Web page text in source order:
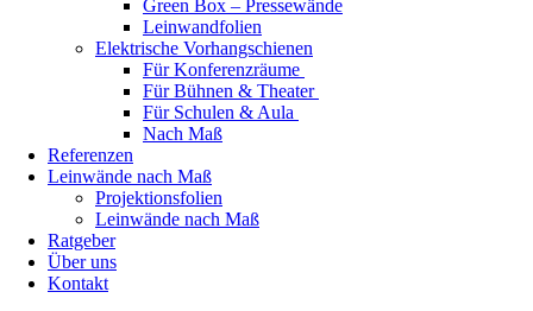
Green Box – Pressewände
Leinwandfolien
Elektrische Vorhangschienen
Für Konferenzräume
Für Bühnen & Theater
Für Schulen & Aula
Nach Maß
Referenzen
Leinwände nach Maß
Projektionsfolien
Leinwände nach Maß
Ratgeber
Über uns
Kontakt